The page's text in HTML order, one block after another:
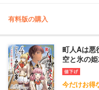
有料版の購入
町人Aは悪
空と氷の
今だけお得